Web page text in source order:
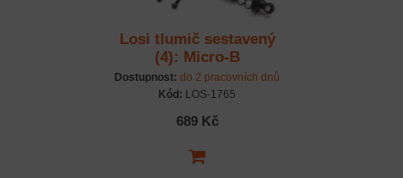
Losi tlumič sestavený
(4): Micro-B
Dostupnost: do 2 pracovních dnů
Kód: LOS-1765
689 Kč